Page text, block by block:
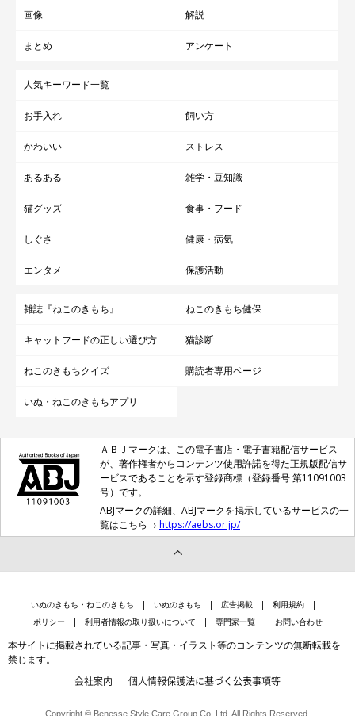
画像 解説
まとめ アンケート
人気キーワード一覧
お手入れ 飼い方
かわいい ストレス
あるある 雑学・豆知識
猫グッズ 食事・フード
しぐさ 健康・病気
エンタメ 保護活動
雑誌『ねこのきもち』 ねこのきもち健保
キャットフードの正しい選び方 猫診断
ねこのきもちクイズ 購読者専用ページ
いぬ・ねこのきもちアプリ
ＡＢＪマークは、この電子書店・電子書籍配信サービス
が、著作権者からコンテンツ使用許諾を得た正規版配信サ
ービスであることを示す登録商標（登録番号 第11091003
号）です。
ABJマークの詳細、ABJマークを掲示しているサービスの一
覧はこちら→ https://aebs.or.jp/
いぬのきもち・ねこのきもち いぬのきもち 広告掲載
利用規約
ポリシー
利用者情報の取り扱いについて 専門家一覧 お問い合わせ
本サイトに掲載されている記事・写真・イラスト等のコンテンツの無断転載を
禁じます。
会社案内 個人情報保護法に基づく公表事項等
Copyright © Benesse Style Care Group Co.,Ltd. All Rights Reserved.